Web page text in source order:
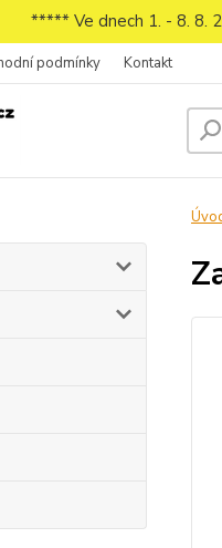
***** Ve dnech 1. - 8. 8.
podmínky Kontakt